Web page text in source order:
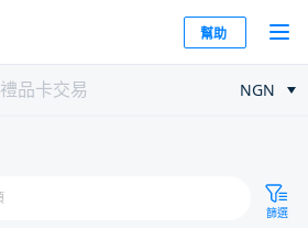
幫助
禮品卡交易 NGN
篩選